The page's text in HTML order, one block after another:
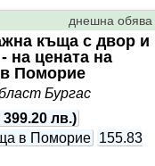
днешна обява
къща с двор и
на цената на
Поморие
Бургас
399.20 лв.)
в Поморие 155.83